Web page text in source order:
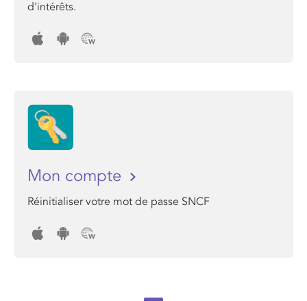
d'intérêts.
Mon compte
Réinitialiser votre mot de passe SNCF